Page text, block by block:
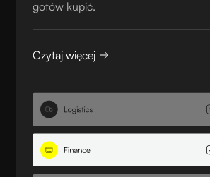
gotów kupić.
Czytaj więcej